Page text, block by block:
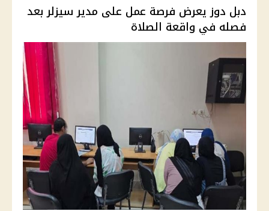
دبل دوز يعرض فرصة عمل على مدير سيزلر بعد
فصله في واقعة الصلاة